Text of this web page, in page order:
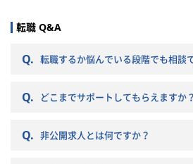
ャリ
った
税理
税
転職 Q&A
Q. 転職するか悩んでいる段階でも相談
Q. どこまでサポートしてもらえますか？
Q. 非公開求人とは何ですか？